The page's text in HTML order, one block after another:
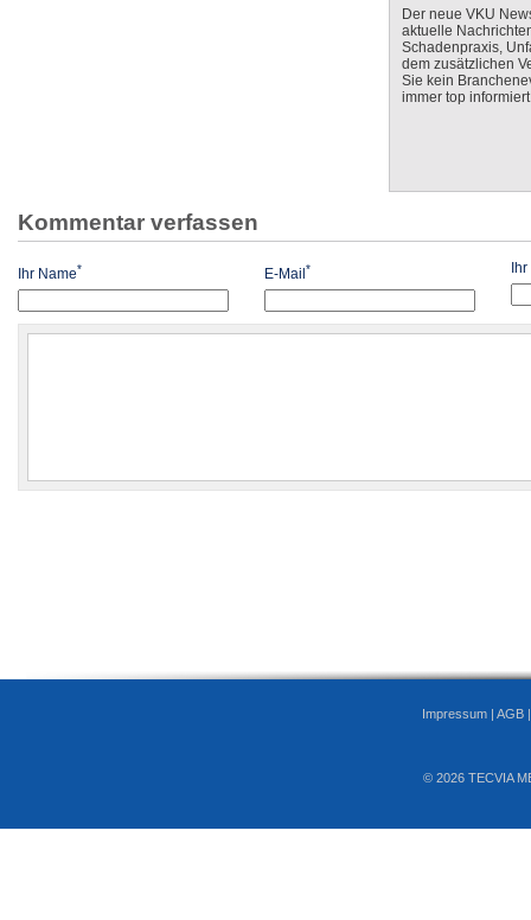
Der neue VKU
aktuelle
Schadenpraxis,
dem zusätzlichen
Sie kein
immer top
Kommentar verfassen
Ihr Name* E-Mail *
Impressum | AGB
© 2026 TECVIA